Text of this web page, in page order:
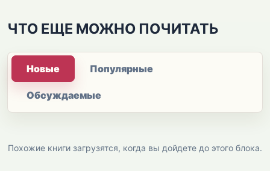
ЧТО ЕЩЕ МОЖНО ПОЧИТАТЬ
Новые Популярные
Обсуждаемые
Похожие книги загрузятся, когда вы дойдете до этого блока.